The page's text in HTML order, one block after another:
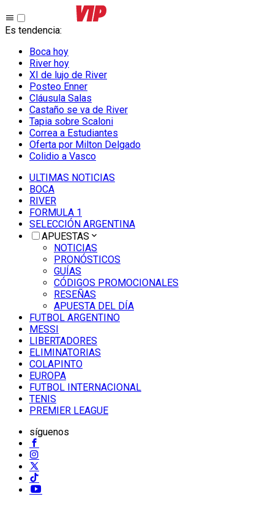
Es tendencia:
Boca hoy
River hoy
XI de lujo de River
Posteo Enner
Cláusula Salas
Castaño se va de River
Tapia sobre Scaloni
Correa a Estudiantes
Oferta por Milton Delgado
Colidio a Vasco
ULTIMAS NOTICIAS
BOCA
RIVER
FORMULA 1
SELECCIÓN ARGENTINA
APUESTAS
NOTICIAS
PRONÓSTICOS
GUÍAS
CÓDIGOS PROMOCIONALES
RESEÑAS
APUESTA DEL DÍA
FUTBOL ARGENTINO
MESSI
LIBERTADORES
ELIMINATORIAS
COLAPINTO
EUROPA
FUTBOL INTERNACIONAL
TENIS
PREMIER LEAGUE
síguenos